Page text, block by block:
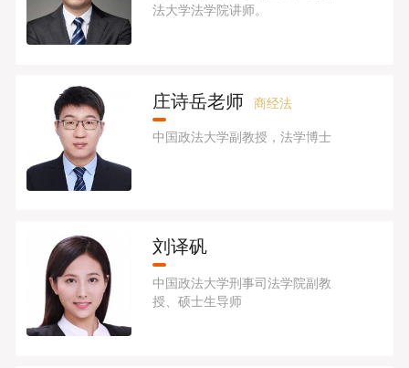
法大学法学院讲师。
庄诗岳老师 商经法
中国政法大学副教授，法学博士
刘译矾
中国政法大学刑事司法学院副教
授、硕士生导师